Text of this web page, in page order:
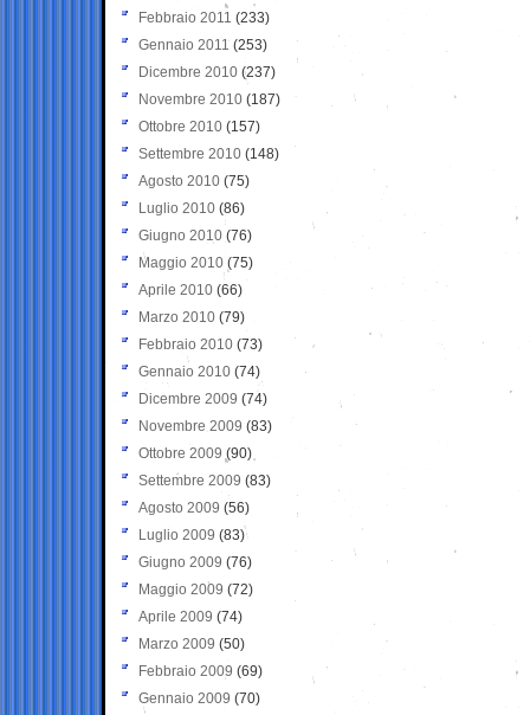
Febbraio 2011 (233)
Gennaio 2011 (253)
Dicembre 2010 (237)
Novembre 2010 (187)
Ottobre 2010 (157)
Settembre 2010 (148)
Agosto 2010 (75)
Luglio 2010 (86)
Giugno 2010 (76)
Maggio 2010 (75)
Aprile 2010 (66)
Marzo 2010 (79)
Febbraio 2010 (73)
Gennaio 2010 (74)
Dicembre 2009 (74)
Novembre 2009 (83)
Ottobre 2009 (90)
Settembre 2009 (83)
Agosto 2009 (56)
Luglio 2009 (83)
Giugno 2009 (76)
Maggio 2009 (72)
Aprile 2009 (74)
Marzo 2009 (50)
Febbraio 2009 (69)
Gennaio 2009 (70)